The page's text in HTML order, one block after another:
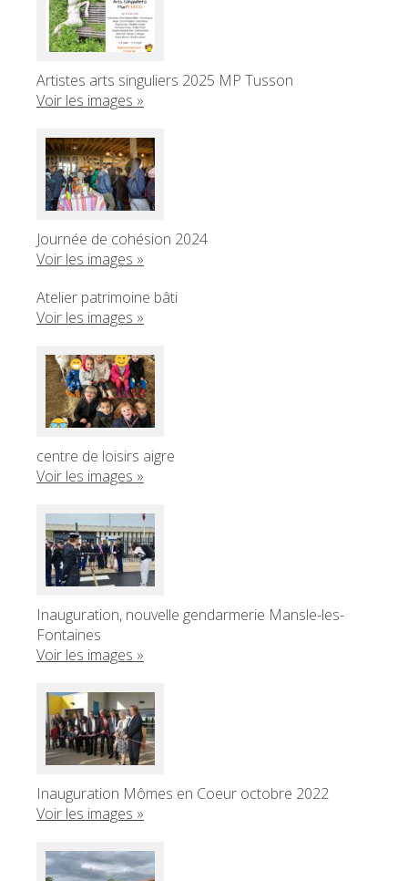
Artistes arts singuliers 2025 MP Tusson
Voir les images »
Journée de cohésion 2024
Voir les images »
Atelier patrimoine bâti
Voir les images »
centre de loisirs aigre
Voir les images »
Inauguration, nouvelle gendarmerie Mansle-les-
Fontaines
Voir les images »
Inauguration Mômes en Coeur octobre 2022
Voir les images »